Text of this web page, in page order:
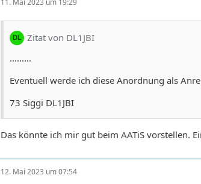
Zitat von DL1JBI
.........
Eventuell werde ich diese Anordnung als
73 Siggi DL1JBI
Das könnte ich mir gut beim AATiS vorstellen.
12. Mai 2023 um 07:54